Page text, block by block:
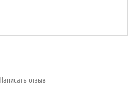
Написать отзыв